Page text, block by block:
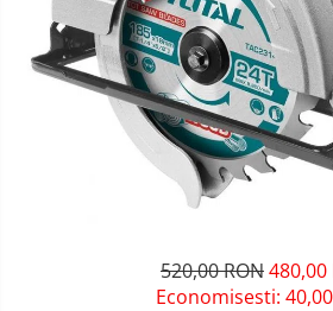
Unelte pentru masurat
Aparate de masura si detectie
Echere si compasuri
Iluminat si electrice
Masini de amestecat si vopsit
Masini de gaurit si insurubat
Masini de slefuit si rindeluit
Masini multifunctionale
Scule electrice de banc
Protecţie la pericole
Salopetă cu pieptar
Tricouri
îmbrăcăminte unică folosinţă
Industria Alimentară
520,00 RON480,00
Economisesti: 40,00